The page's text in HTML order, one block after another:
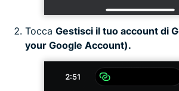
Tocca Gestisci il tuo account di
your Google Account).